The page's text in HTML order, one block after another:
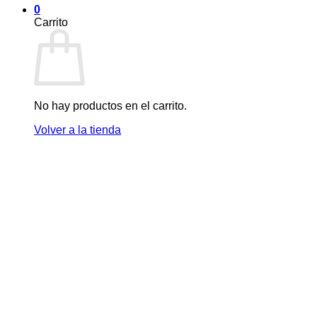
0
Carrito
No hay productos en el carrito.
Volver a la tienda